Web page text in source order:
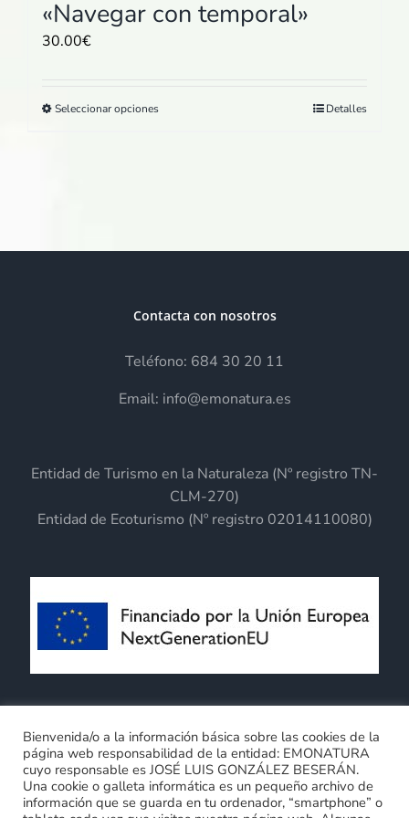
producto
«Navegar con temporal»
30.00€
Seleccionar opcionesEste
opciones
elegir
la
de
Detalles
Contacta con nosotros
Teléfono: 684 30 20 11
Email: info@emonatura.es
Entidad de Turismo en la Naturaleza (Nº registro TN-
CLM-270)
Entidad de Ecoturismo (Nº registro 02014110080)
Términos y Condiciones generales
Política de privacidad
Política de cookies
Compromiso con la protección de datos personales
0
Bienvenida/o a la información básica sobre las cookies de la
página web responsabilidad de la entidad: EMONATURA
cuyo responsable es JOSÉ LUIS GONZÁLEZ BESERÁN.
Una cookie o galleta informática es un pequeño archivo de
información que se guarda en tu ordenador, “smartphone” o